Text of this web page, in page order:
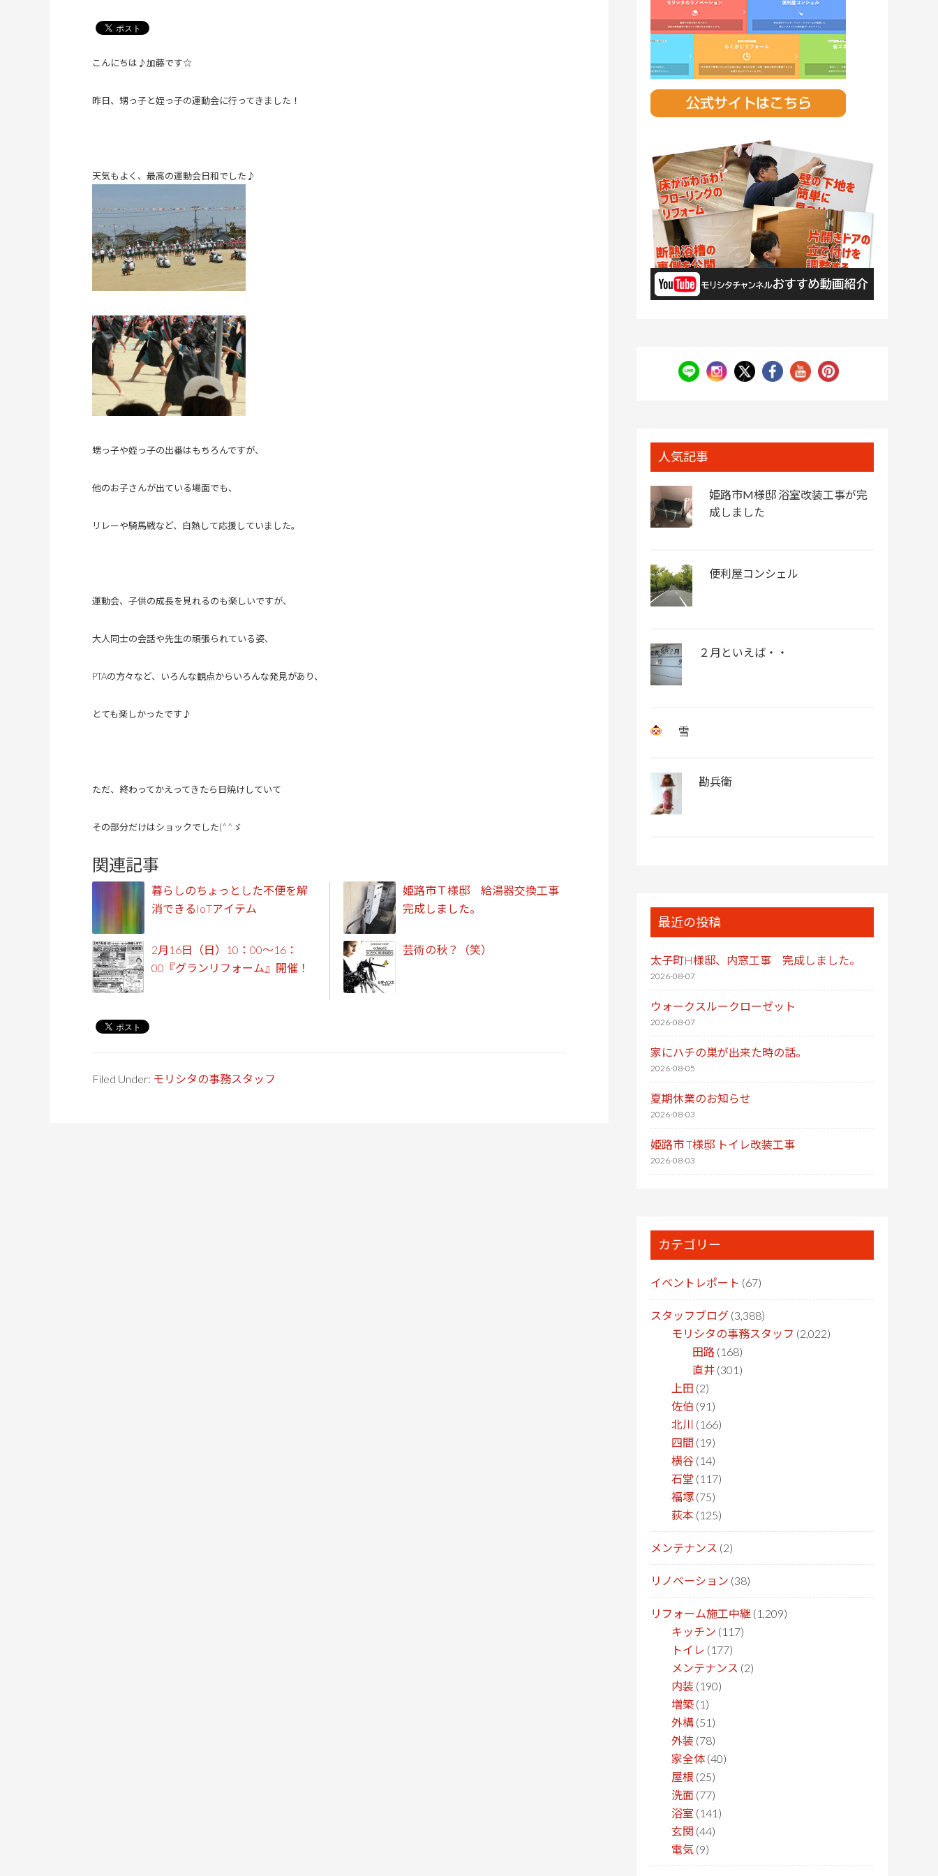
こんにちは♪加藤です☆
昨日、甥っ子と姪っ子の運動会に行ってきました！
天気もよく、最高の運動会日和でした♪
甥っ子や姪っ子の出番はもちろんですが、
他のお子さんが出ている場面でも、
リレーや騎馬戦など、白熱して応援していました。
運動会、子供の成長を見れるのも楽しいですが、
大人同士の会話や先生の頑張られている姿、
PTAの方々など、いろんな観点からいろんな発見があり、
とても楽しかったです♪
ただ、終わってかえってきたら日焼けしていて
その部分だけはショックでした(^^ゞ
関連記事
暮らしのちょっとした不便を解
消できるIoTアイテム
2月16日（日）10：00～16：
00『グランリフォーム』開催！
姫路市Ｔ様邸 給湯器交換工事
完成しました。
芸術の秋？（笑）
Filed Under: モリシタの事務スタッフ
人気記事
姫路市M様邸 浴室改装工事が完
成しました
便利屋コンシェル
２月といえば・・
雪
勘兵衛
最近の投稿
太子町H様邸、内窓工事 完成しました。
2026-08-07
ウォークスルークローゼット
2026-08-07
家にハチの巣が出来た時の話。
2026-08-05
夏期休業のお知らせ
2026-08-03
姫路市 T様邸 トイレ改装工事
2026-08-03
カテゴリー
イベントレポート (67)
スタッフブログ (3,388)
モリシタの事務スタッフ (2,022)
田路 (168)
直井 (301)
上田 (2)
佐伯 (91)
北川 (166)
四間 (19)
横谷 (14)
石堂 (117)
福塚 (75)
荻本 (125)
メンテナンス (2)
リノベーション (38)
リフォーム施工中継 (1,209)
キッチン (117)
トイレ (177)
メンテナンス (2)
内装 (190)
増築 (1)
外構 (51)
外装 (78)
家全体 (40)
屋根 (25)
洗面 (77)
浴室 (141)
玄関 (44)
電気 (9)